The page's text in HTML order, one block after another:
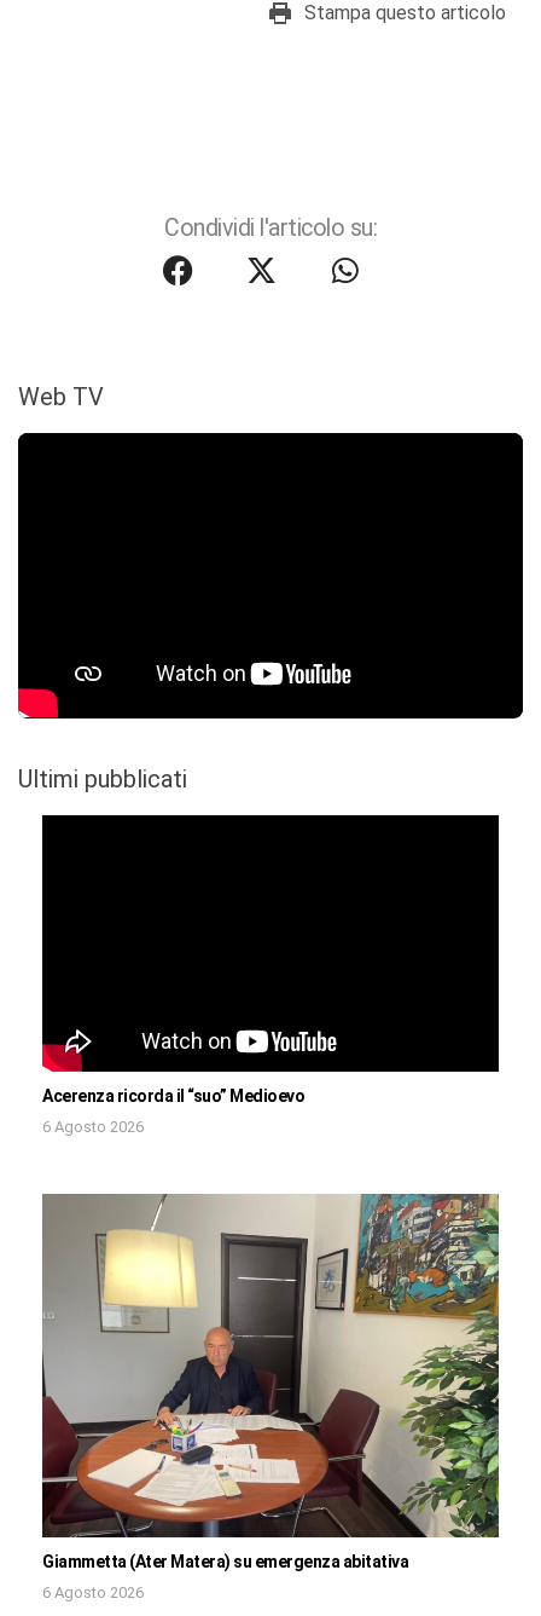
Stampa questo articolo
Condividi l'articolo su:
Web TV
Ultimi pubblicati
Acerenza ricorda il “suo” Medioevo
6 Agosto 2026
Giammetta (Ater Matera) su emergenza abitativa
6 Agosto 2026